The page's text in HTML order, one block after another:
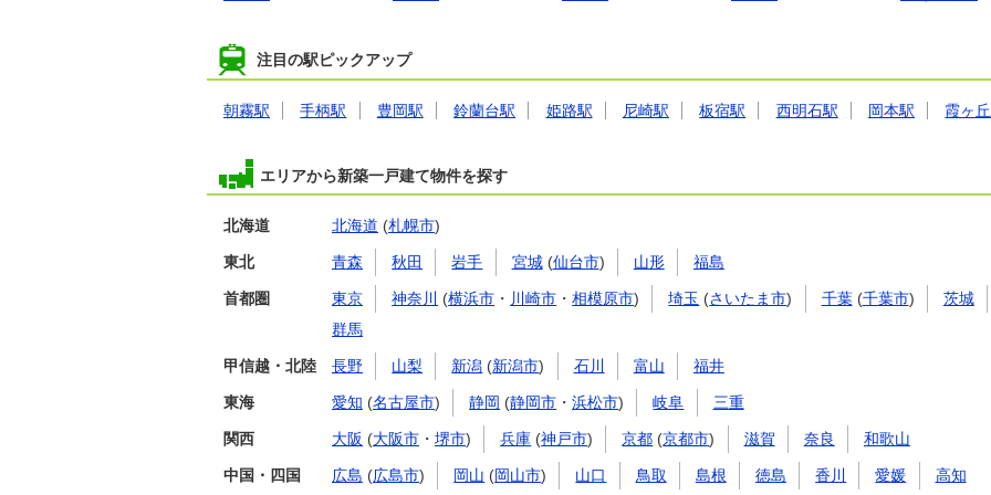
注目の駅ピックアップ
朝霧駅 手柄駅 豊岡駅 鈴蘭台駅 姫路駅 尼崎駅 板宿駅 西明石駅 岡本駅 霞ヶ
エリアから新築一戸建て物件を探す
北海道 北海道 (札幌市)
東北 青森 秋田 岩手 宮城(仙台市) 山形 福島
首都圏 東京 神奈川 (横浜市 ・ 川崎市 ・相模原市) 埼玉 (さいたま市) 千葉(千葉市) 茨城
群馬
甲信越・北陸 長野 山梨 新潟 (新潟市) 石川 富山 福井
東海 愛知 (名古屋市) 静岡 (静岡市 ・浜松市) 岐阜 三重
関西 大阪 (大阪市 ・ 堺市) 兵庫 (神戸市) 京都 (京都市) 滋賀 奈良 和歌山
中国・四国 広島 (広島市) 岡山 (岡山市) 山口 鳥取 島根 徳島 香川 愛媛 高知